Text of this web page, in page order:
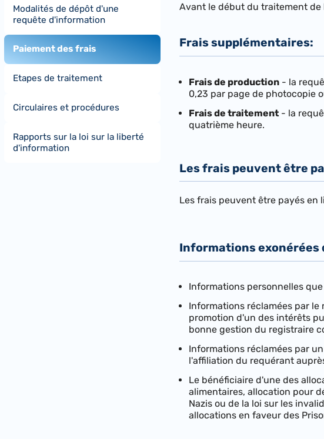
Modalités de dépôt d'une
requête d'information
Paiement des frais
Etapes de traitement
Circulaires et procédures
Rapports sur la loi sur la liberté
d'information
Avant le début du traitement de
Frais supplémentaires:
Frais de production - la
0,23 par page de photocopie
Frais de traitement - la
quatrième heure.
Les frais peuvent être
Les frais peuvent être payés en
Informations exonérées
Informations personnelles
Informations réclamées par
promotion d'un des intérêts
bonne gestion du registraire
Informations réclamées par
l'affiliation du requérant
Le bénéficiaire d'une des
alimentaires, allocation pour
Nazis ou de la loi sur les
allocations en faveur des